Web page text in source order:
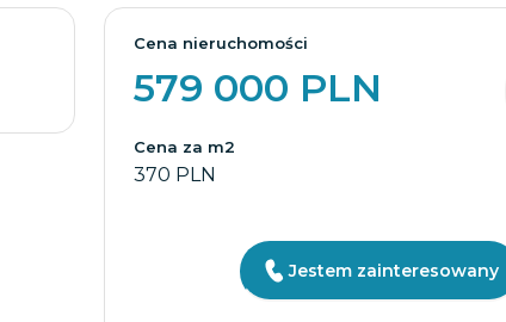
Cena nieruchomości
579 000 PLN
Cena za m2
370 PLN
Jestem zainteresowany